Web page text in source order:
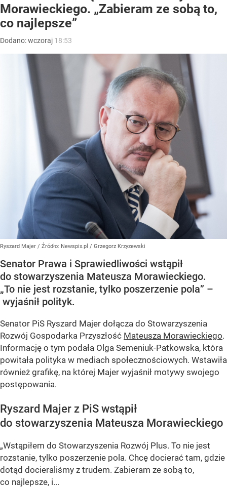
Morawieckiego. „Zabieram ze sobą to,
co najlepsze”
Dodano:wczoraj 18:53
Ryszard Majer / Źródło: Newspix.pl / Grzegorz Krzyzewski
Senator Prawa i Sprawiedliwości wstąpił
do stowarzyszenia Mateusza Morawieckiego.
„To nie jest rozstanie, tylko poszerzenie pola” –
wyjaśnił polityk.
Senator PiS Ryszard Majer dołącza do Stowarzyszenia
Rozwój Gospodarka Przyszłość Mateusza Morawieckiego.
Informację o tym podała Olga Semeniuk-Patkowska, która
powitała polityka w mediach społecznościowych. Wstawiła
również grafikę, na której Majer wyjaśnił motywy swojego
postępowania.
Ryszard Majer z PiS wstąpił
do stowarzyszenia Mateusza Morawieckiego
„Wstąpiłem do Stowarzyszenia Rozwój Plus. To nie jest
rozstanie, tylko poszerzenie pola. Chcę docierać tam, gdzie
dotąd docieraliśmy z trudem. Zabieram ze sobą to,
co najlepsze, i...